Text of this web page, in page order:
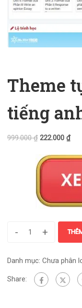
Theme
tiếng
999.000₫ 222.000 ₫
- +
Danh mục: Chưa phân
Share: